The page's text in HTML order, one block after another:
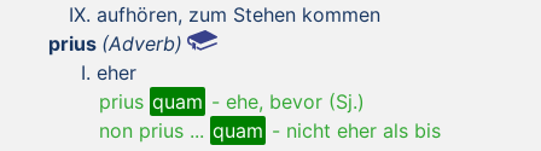
aufhören, zum Stehen kommen
prius (Adverb)
eher
prius quam - ehe, bevor (Sj.)
non prius ... quam - nicht eher als bis